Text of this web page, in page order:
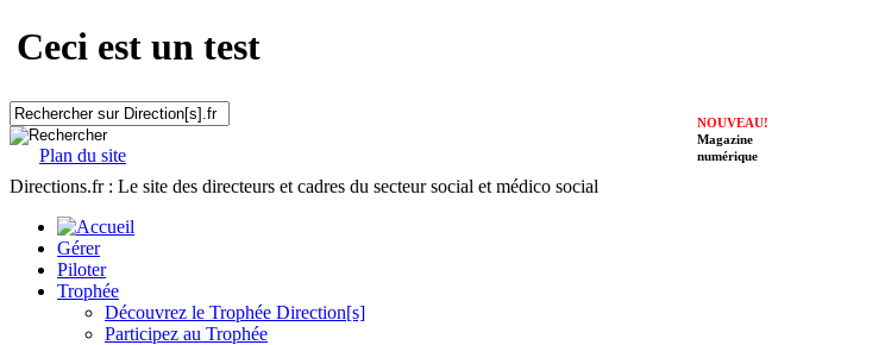
Ceci est un test
Plan du site
NOUVEAU!
Magazine
numérique
Directions.fr : Le site des directeurs et cadres du secteur social et médico social
Gérer
Piloter
Trophée
Découvrez le Trophée Direction[s]
Participez au Trophée